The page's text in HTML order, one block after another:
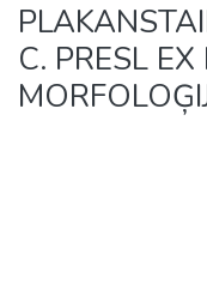
C. PRESL